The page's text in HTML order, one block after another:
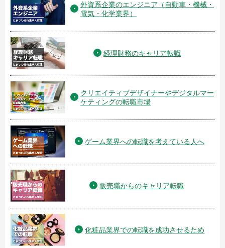
外資系企業のエンジニア（自動車・機械・
電気・化学業界）
経理財務のキャリア転職
クリエイティブデザイナーやデジタルマー
ケティングの転職市場
ゲーム業界への転職を考えている人へ
販売職からのキャリア転職
化粧品業界での転職を成功させるため